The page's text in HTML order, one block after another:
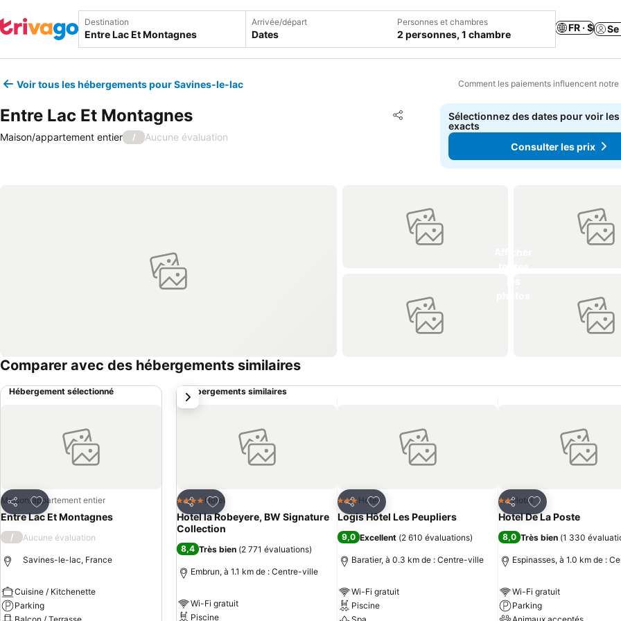
Destination Arrivée/départ
Dates
Personnes et chambres
2 personnes, 1 chambre
FR · $
Voir tous les hébergements pour Savines-le-lac Comment les paiements influencent
Entre Lac Et Montagnes Partager
Ajouter à mes favoris
Maison/appartement entier / Aucune évaluation
Sélectionnez des dates pour voir
exacts
Consulter les prix
Comparer avec des hébergements similaires
Hébergement sélectionné
Partager
Ajouter à mes favoris
Maison/appartement entier
Entre Lac Et Montagnes
/ Aucune évaluation
Savines-le-lac, France
Cuisine / Kitchenette
Parking
Hébergements similaires
Partager
Ajouter à mes favoris
4 ÉtoilesHotel
Hotel la Robeyere, BW Signature
Collection
8,4 Très bien (2 771 évaluations)
Embrun, à 1.1 km de : Centre-ville
Wi-Fi gratuit
Piscine
Partager
Ajouter à mes favoris
3 ÉtoilesHotel
Logis Hôtel Les Peupliers
9,0 Excellent (2 610 évaluations)
Baratier, à 0.3 km de : Centre-ville
Wi-Fi gratuit
Piscine
Partager
Ajouter à mes
2 Étoiles
Hotel
Hotel De La Poste
8,0 Très bien (1 330
Espinasses, à 1.0 km de :
Wi-Fi gratuit
Parking
suivant